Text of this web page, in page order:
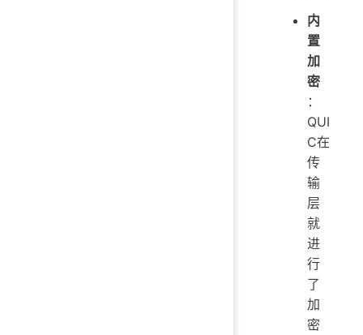
内
置
加
密
：
QUI
C在
传
输
层
就
进
行
了
加
密